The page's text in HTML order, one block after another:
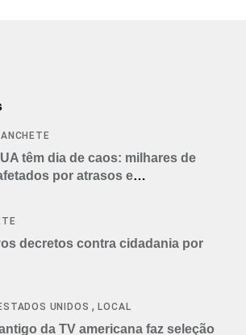
têm dia de caos: milhares de
por atrasos e
decretos contra cidadania por
UNIDOS ,LOCAL
da TV americana faz seleção